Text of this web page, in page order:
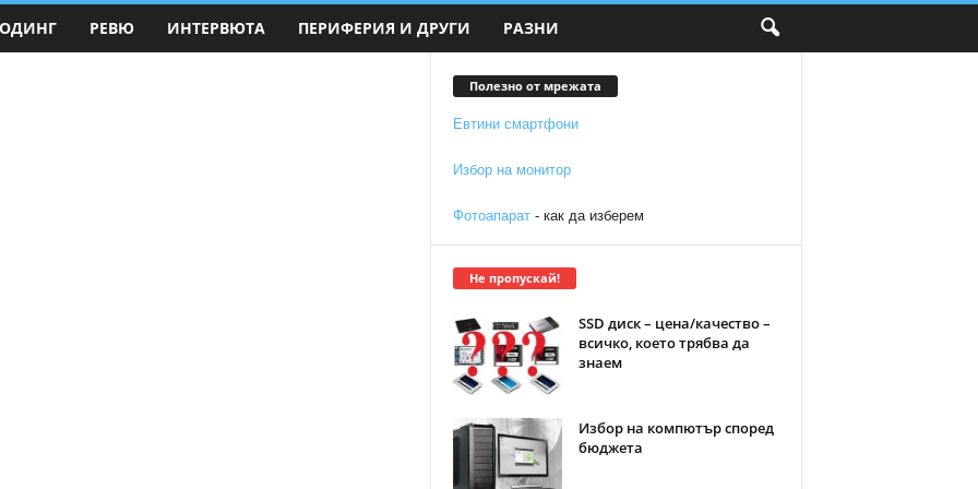
РЕВЮ ИНТЕРВЮТА ПЕРИФЕРИЯ И ДРУГИ РАЗНИ
Полезно от мрежата
Евтини смартфони
Избор на монитор
Фотоапарат- как да изберем
Не пропускай!
SSD диск – цена/качество –
всичко, което трябва да
знаем
Избор на компютър според
бюджета